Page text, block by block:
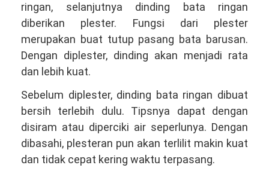
ringan, selanjutnya dinding bata ringan
diberikan plester. Fungsi dari plester
merupakan buat tutup pasang bata barusan.
Dengan diplester, dinding akan menjadi rata
dan lebih kuat.
Sebelum diplester, dinding bata ringan dibuat
bersih terlebih dulu. Tipsnya dapat dengan
disiram atau diperciki air seperlunya. Dengan
dibasahi, plesteran pun akan terlilit makin kuat
dan tidak cepat kering waktu terpasang.